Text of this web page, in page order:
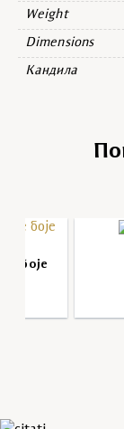
Weight
Dimensions
Кандила
боје